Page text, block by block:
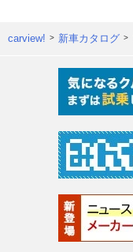
carview! 新車カタログ